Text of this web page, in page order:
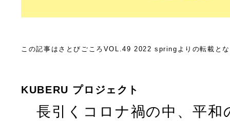
この記事はさとびごころVOL.49 2022 springよりの転載と
KUBERU プロジェクト
長引くコロナ禍の中、平和